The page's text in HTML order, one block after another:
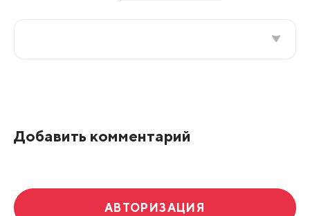
Добавить комментарий
АВТОРИЗАЦИЯ